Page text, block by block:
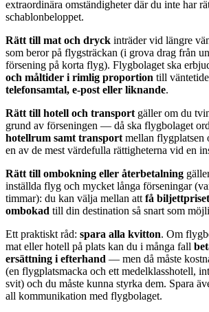
extraordinära omständigheter där du inte har
schablonbeloppet.
Rätt till mat och dryck inträder vid längre
som beror på flygsträckan (i grova drag från
försening på korta flyg). Flygbolaget ska
och måltider i rimlig proportion till
telefonsamtal, e-post eller liknande.
Rätt till hotell och transport gäller om du
grund av förseningen — då ska flygbolaget
hotellrum samt transport mellan flygplatsen
en av de mest värdefulla rättigheterna vid en
Rätt till ombokning eller återbetalning
inställda flyg och mycket långa förseningar
timmar): du kan välja mellan att få
ombokad till din destination så snart som
Ett praktiskt råd: spara alla kvitton. Om
mat eller hotell på plats kan du i många fall
ersättning i efterhand — men då måste
(en flygplatsmacka och ett medelklasshotell,
svit) och du måste kunna styrka dem. Spara
all kommunikation med flygbolaget.